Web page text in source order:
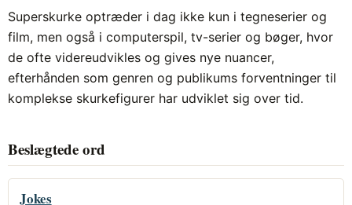
Superskurke optræder i dag ikke kun i tegneserier og
film, men også i computerspil, tv-serier og bøger, hvor
de ofte videreudvikles og gives nye nuancer,
efterhånden som genren og publikums forventninger til
komplekse skurkefigurer har udviklet sig over tid.
Beslægtede ord
Jokes